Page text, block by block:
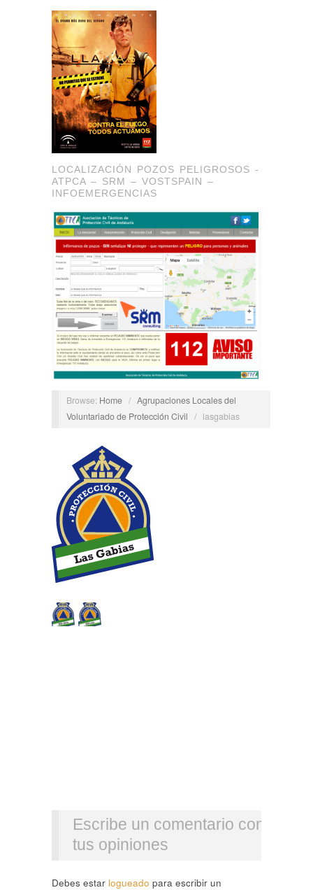
LOCALIZACIÓN POZOS PELIGROSOS -
ATPCA – SRM – VOSTSPAIN –
INFOEMERGENCIAS
Browse: Home / Agrupaciones Locales del
Voluntariado de Protección Civil / lasgabias
Escribe un comentario con
tus opiniones
Debes estar logueado para escribir un